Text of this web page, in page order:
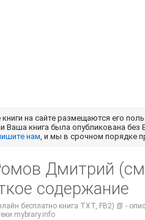
книги на сайте размещаются его
Ваша книга была опубликована без
нам, и мы в срочном порядке
Дмитрий
содержание
бесплатно книга TXT, FB2) 📗 -
mybrary.info